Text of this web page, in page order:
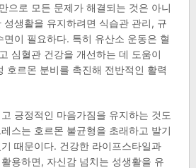
으로 모든 문제가 해결되는 것은 아니
성생활을 유지하려면 식습관 관리, 규
이 필요하다. 특히 유산소 운동은 혈
심혈관 건강을 개선하는 데 도움이
호르몬 분비를 촉진해 전반적인 활력
긍정적인 마음가짐을 유지하는 것도
스는 호르몬 불균형을 초래하고 발기
때문이다. 건강한 라이프스타일과
용하면, 자신감 넘치는 성생활을 유